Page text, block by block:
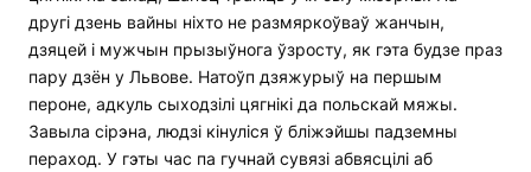
другі дзень вайны ніхто не размяркоўваў жанчын,
дзяцей і мужчын прызыўнога ўзросту, як гэта будзе праз
пару дзён у Львове. Натоўп дзяжурыў на першым
пероне, адкуль сыходзілі цягнікі да польскай мяжы.
Завыла сірэна, людзі кінуліся ў бліжэйшы падземны
пераход. У гэты час па гучнай сувязі абвясцілі аб